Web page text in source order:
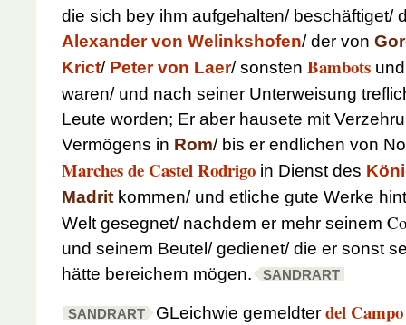
die sich bey ihm aufgehalten/ beschäftiget/
Alexander von Welinkshofen/ der von
Krict/ Peter von Laer/ sonsten Bambots
waren/ und nach seiner Unterweisung
Leute worden; Er aber hausete mit
Vermögens in Rom/ bis er endlichen von
Marches de Castel Rodrigo in Dienst des
Madrit kommen/ und etliche gute Werke
Welt gesegnet/ nachdem er mehr seinem
und seinem Beutel/ gedienet/ die er sonst
hätte bereichern mögen.
SANDRART
SANDRART GLeichwie gemeldter del Campo